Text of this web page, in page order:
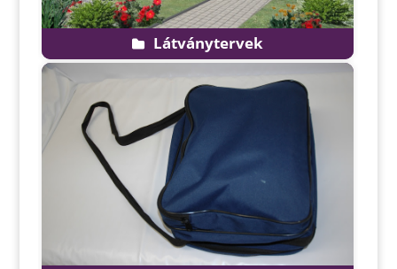
Látványtervek